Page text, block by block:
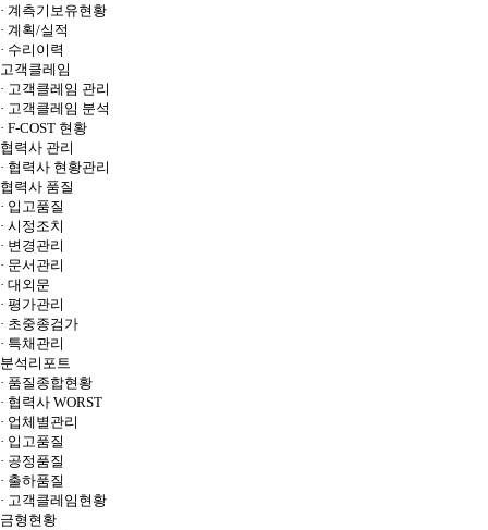
· 계측기보유현황
· 계획/실적
· 수리이력
고객클레임
· 고객클레임 관리
· 고객클레임 분석
· F-COST 현황
협력사 관리
· 협력사 현황관리
협력사 품질
· 입고품질
· 시정조치
· 변경관리
· 문서관리
· 대외문
· 평가관리
· 초중종검가
· 특채관리
분석리포트
· 품질종합현황
· 협력사 WORST
· 업체별관리
· 입고품질
· 공정품질
· 출하품질
· 고객클레임현황
금형현황